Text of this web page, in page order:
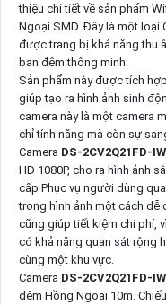
thiệu chi tiết về sản phẩm
Ngoại SMD. Đây là một loại
được trang bị khả năng thu
ban đêm thông minh.
Sản phẩm này được tích
giúp tạo ra hình ảnh sinh
camera này là một camera
chỉ tính năng mà còn sự
Camera DS-2CV2Q21FD-IW
HD 1080P, cho ra hình ảnh
cấp Phục vụ người dùng
trong hình ảnh một cách dễ
cũng giúp tiết kiệm chi phí,
có khả năng quan sát rộng
cùng một khu vực.
Camera DS-2CV2Q21FD-IW
đêm Hồng Ngoại 10m.